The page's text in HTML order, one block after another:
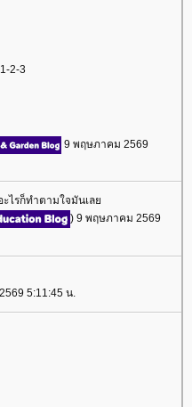
2-3
9 พฤษภาคม 2569
ไรก็ทำตามใจมันเล
) 9 พฤษภาคม 2569
5:11:45 น.